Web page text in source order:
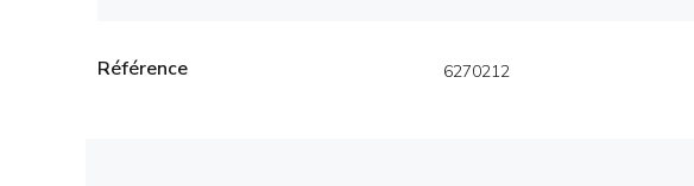
Référence 6270212